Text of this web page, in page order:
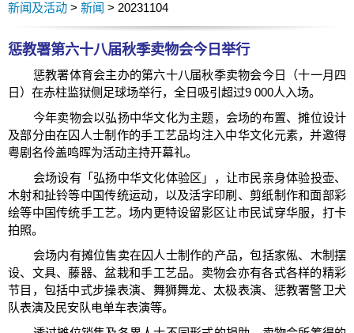
新闻及活动 > 新闻 > 20231104
惩教署第六十八届秋季卖物会今日举行
惩教署体育会主办的第六十八届秋季卖物会今日（十一月四
日）在赤柱监狱侧足球场举行，全日吸引超过9 000人入场。
今年卖物会以弘扬中华文化为主题，会场的布置、摊位设计
及部分由在囚人士制作的手工艺品均注入中华文化元素，并邀得
粤剧名伶盖鸣晖为活动主持开幕礼。
会场设有「弘扬中华文化体验区」，让市民亲身体验投壶、
木射和扯铃等中国传统运动，以及活字印刷、剪纸制作和面部彩
绘等中国传统手工艺。场内更特设留影区让市民试穿华服，打卡
拍照。
会场内有摊位售卖在囚人士制作的产品，包括家俬、木制摆
设、文具、藤器、盆栽和手工艺品。卖物会亦有各式各样的精彩
节目，包括中式步操表演、舞狮舞龙、太极表演、惩教署警卫犬
队表演及民安队电单车表演等。